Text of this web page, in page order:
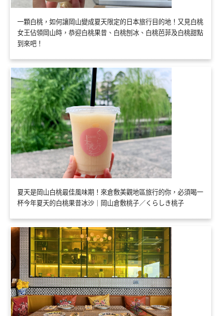
一顆白桃，如何讓岡山變成夏天限定的日本旅行目的地！又見白桃
女王佔領岡山時，恭迎白桃果昔、白桃刨冰、白桃芭菲及白桃甜點
到來吧！
夏天是岡山白桃最佳風味期！來倉敷美觀地區旅行的你，必須喝一
杯今年夏天的白桃果昔冰沙｜岡山倉敷桃子／くらしき桃子